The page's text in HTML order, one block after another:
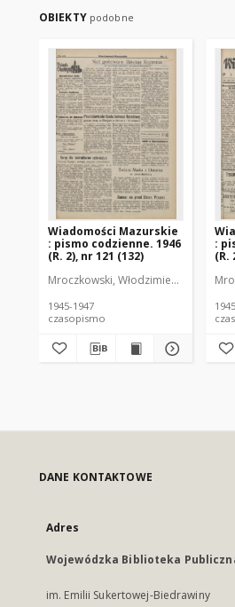
OBIEKTY podobne
Wiadomości Mazurskie
: pismo codzienne. 1946
(R. 2), nr 121 (132)
Mroczkowski, Włodzimierz (1902-
1945-1947
czasopismo
:
(R.
DANE KONTAKTOWE
Adres
Wojewódzka Biblioteka
im. Emilii Sukertowej-Biedrawiny